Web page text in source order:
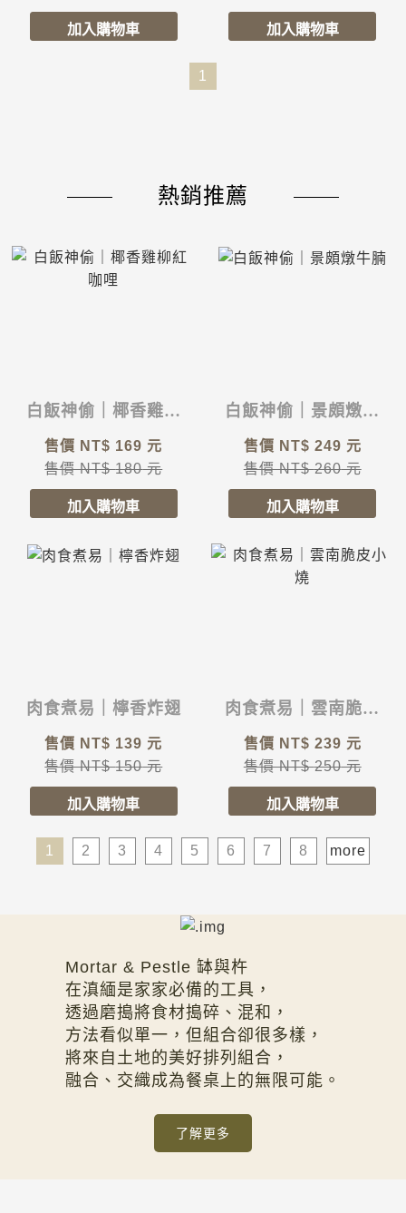
1
熱銷推薦
白飯神偷｜椰香雞柳
售價 NT$ 169 元
售價 NT$180元
白飯神偷｜景頗燉牛
售價 NT$ 249 元
售價 NT$260元
肉食煮易｜檸香炸翅
售價 NT$ 139 元
售價 NT$150元
肉食煮易｜雲南脆皮
售價 NT$ 239 元
售價 NT$250元
1 2 3 4 5 6 7 8 more
了解更多
Mortar & Pestle 缽與杵
在滇緬是家家必備的工具，
透過磨搗將食材搗碎、混和，
方法看似單一，但組合卻很多樣，
將來自土地的美好排列組合，
融合、交織成為餐桌上的無限可能。